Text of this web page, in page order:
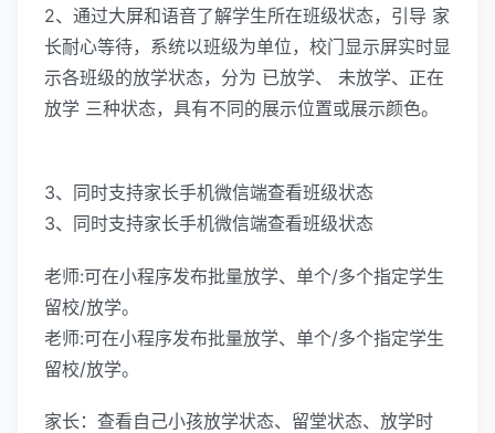
2、通过大屏和语音了解学生所在班级状态，引导 家
长耐心等待，系统以班级为单位，校门显示屏实时显
示各班级的放学状态，分为 已放学、 未放学、正在
放学 三种状态，具有不同的展示位置或展示颜色。
3、同时支持家长手机微信端查看班级状态
3、同时支持家长手机微信端查看班级状态
老师:可在小程序发布批量放学、单个/多个指定学生
留校/放学。
老师:可在小程序发布批量放学、单个/多个指定学生
留校/放学。
家长：查看自己小孩放学状态、留堂状态、放学时